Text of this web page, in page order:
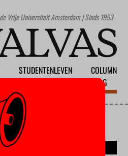
Vrije Universiteit Amsterdam | Sinds 1953
STUDENTENLEVEN
COLUMN
BLOG